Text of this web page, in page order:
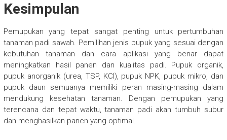
Kesimpulan
Pemupukan yang tepat sangat penting untuk pertumbuhan
tanaman padi sawah. Pemilihan jenis pupuk yang sesuai dengan
kebutuhan tanaman dan cara aplikasi yang benar dapat
meningkatkan hasil panen dan kualitas padi. Pupuk organik,
pupuk anorganik (urea, TSP, KCl), pupuk NPK, pupuk mikro, dan
pupuk daun semuanya memiliki peran masing-masing dalam
mendukung kesehatan tanaman. Dengan pemupukan yang
terencana dan tepat waktu, tanaman padi akan tumbuh subur
dan menghasilkan panen yang optimal.